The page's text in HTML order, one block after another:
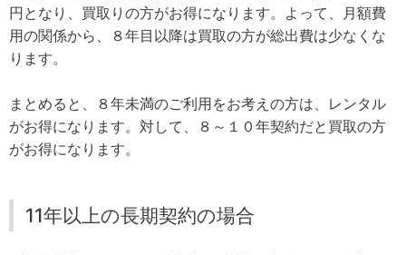
円となり、買取りの方がお得になります。よって、月額費
用の関係から、８年目以降は買取の方が総出費は少なくな
ります。
まとめると、８年未満のご利用をお考えの方は、レンタル
がお得になります。対して、８～１０年契約だと買取の方
がお得になります。
11年以上の長期契約の場合